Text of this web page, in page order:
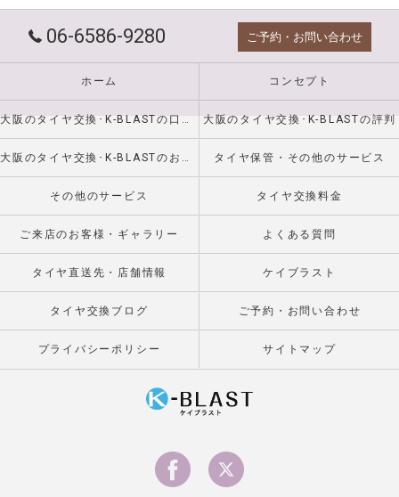
06-6586-9280 ご予約・お問い合わせ
ホーム コンセプト
大阪のタイヤ交換･K-BLASTの口コミ情報 大阪のタイヤ交換･K-BLASTの評判
大阪のタイヤ交換･K-BLASTのお客様の声 タイヤ保管・その他のサービス
その他のサービス タイヤ交換料金
ご来店のお客様・ギャラリー よくある質問
タイヤ直送先・店舗情報 ケイブラスト
タイヤ交換ブログ ご予約・お問い合わせ
プライバシーポリシー サイトマップ